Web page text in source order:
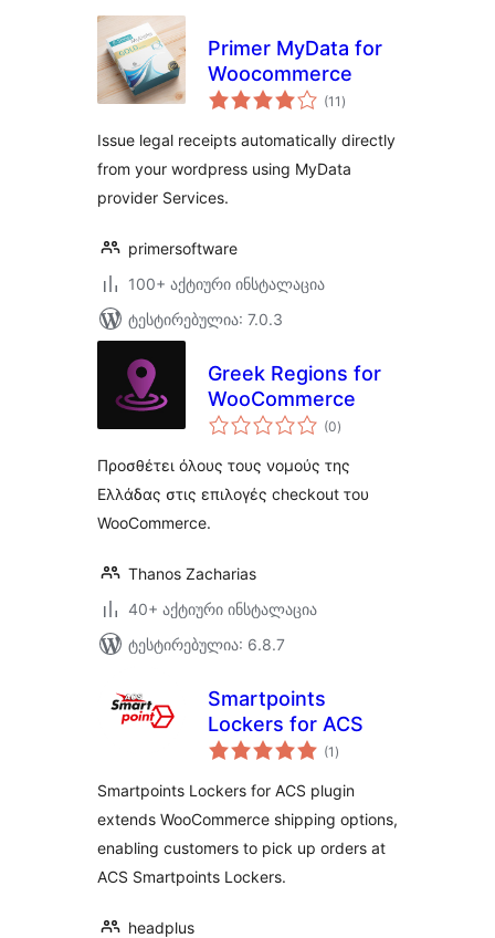
Primer MyData for
Woocommerce
(11 საერთო
რეიტინგი
)
Issue legal receipts automatically directly
from your wordpress using MyData
provider Services.
primersoftware
100+ აქტიური ინსტალაცია
ტესტირებულია: 7.0.3
Greek Regions for
WooCommerce
(0საერთო
რეიტინგი
)
Προσθέτει όλους τους νομούς της
Ελλάδας στις επιλογές checkout του
WooCommerce.
Thanos Zacharias
40+ აქტიური ინსტალაცია
ტესტირებულია: 6.8.7
Smartpoints
Lockers for ACS
(1 საერთო
რეიტინგი
)
Smartpoints Lockers for ACS plugin
extends WooCommerce shipping options,
enabling customers to pick up orders at
ACS Smartpoints Lockers.
headplus